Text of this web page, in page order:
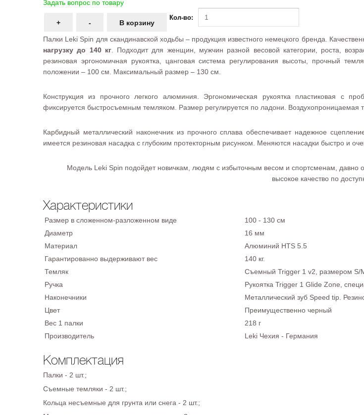
Задать вопрос по товару
Кол-во:
Палки Leki Spin для скандинавской ходьбы – продукция известного немецкого бренда.
нагрузку до 140 кг. Подходит для женщин, мужчин разной весовой категории, роста,
резиновая эргономичная рукоятка, цанговая система регулирования высоты, прочный
положении – 100 см. Максимальный размер – 130 см.
Конструкция из прочного легкого алюминия. Эргономическая рукоятка пластиковая с
фиксируется быстросъемным темляком. Размер регулируется по ладони. Воздухопроницаемая
Карбидный металлический наконечник из прочного сплава обеспечивает надежное
имеется резиновая насадка с глубоким протекторным рисунком. Меняются насадки быстро и
Модель Leki Spin подойдет новичкам, людям с избыточным весом и спортсменам, давно
высокое качество по
Характеристики
Размер в сложенном-разложенном виде
100 - 130 см
Диаметр
16 мм
Материал
Алюминий HTS 5.5
Гарантированно выдерживают вес
140 кг.
Темляк
Съемный Trigger 1 v2, размером S/
Ручка
Рукоятка Trigger 1 Glide Zone,
Наконечники
Металлический зуб Speed tip.
Цвет
Преимущественно черный
Вес 1 палки
218 г
Производитель
Leki Чехия - Германия
Комплектация
Палки - 2 шт.;
Съемные темляки - 2 шт.;
Кольца несъемные для грунта или снега - 2 шт.;